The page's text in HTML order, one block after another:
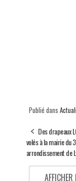
Publié dans
Des drapeaux
volés à la mairie du
arrondissement de